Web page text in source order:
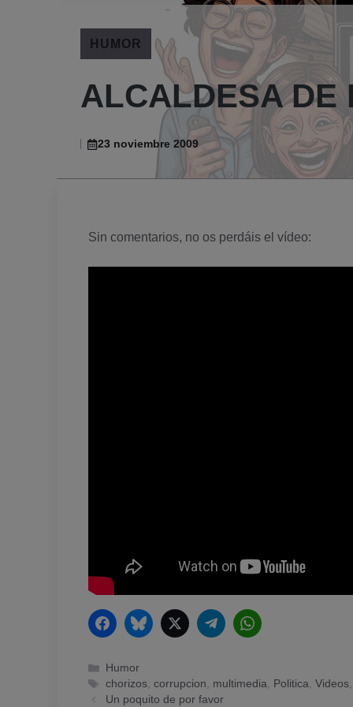
HUMOR
ALCALDESA DE
23 noviembre 2009
Sin comentarios, no os perdáis el ví­deo:
FacebookBluesky Twitter Telegram
Categorías
Humor
Etiquetas
chorizos, corrupcion, multimedia, Politica, Videos,
Un poquito de por favor